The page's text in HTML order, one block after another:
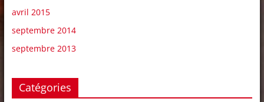
avril 2015
septembre 2014
septembre 2013
Catégories